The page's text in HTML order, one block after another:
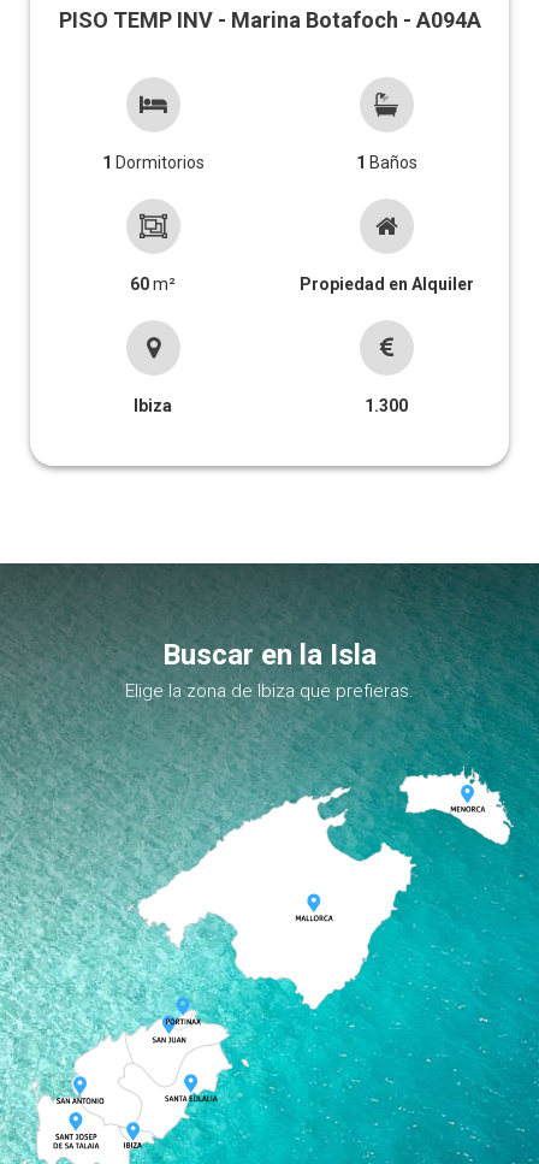
PISO TEMP INV - Marina Botafoch - A094A
1 Dormitorios 1 Baños
60m² Propiedad en Alquiler
Ibiza 1.300
Buscar en la Isla
Elige la zona de Ibiza que prefieras.